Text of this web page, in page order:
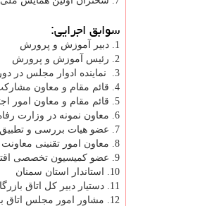
سوابق اجرایی:
1. دبیر آموزش و پرورش
2. رئیس آموزش و پرورش
3. نماینده ادوار مجلس در دوره های چهارم، پنجم، ششم، هشتم
4. قائم مقام و معاون مشاركت های مردمی سازمان بهزیستی كل كشور
5. قائم مقام و معاون امور اجتماعی سازمان بهزیستی کل کشور
6. معاون نمونه در وزارت رفاه و تامین اجتماعی
7. عضو هیات بررسی و تطبیق مصوبات دولت با قوانین به مدت 8 سال
8. معاون امور تقنینی معاونت امور مجلس ریاست جمهوری
9. عضو کمیسیون تخصصی اقتصاد هیئت دولت با حکم دکتر علی طیب نیا، وزیر امور اقتصادی و دارایی وقت
10. استاندار استان سمنان
11. دستیار دبیر کل اتاق بازرگانی ایران
12. مشاور امور مجلس اتاق بازرگانی، صنایع، معادن و کشاورزی ایران